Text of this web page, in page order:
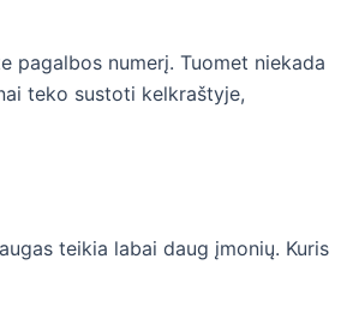
pagalbos numerį. Tuomet niekada
teko sustoti kelkraštyje,
teikia labai daug įmonių. Kuris